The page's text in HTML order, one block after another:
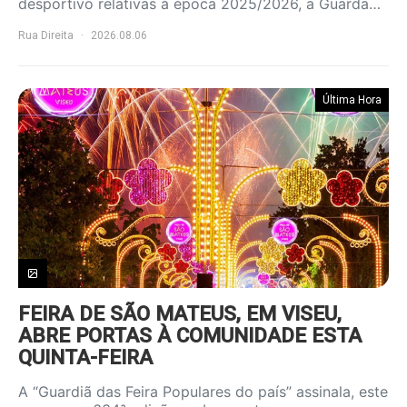
desportivo relativas à época 2025/2026, a Guarda…
Rua Direita 2026.08.06
Última Hora
FEIRA DE SÃO MATEUS, EM VISEU,
ABRE PORTAS À COMUNIDADE ESTA
QUINTA-FEIRA
A “Guardiã das Feira Populares do país” assinala, este